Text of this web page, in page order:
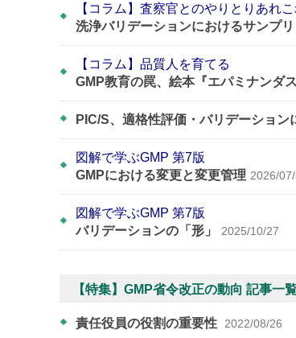
【コラム】査察官とのやりとりあれ
洗浄バリデーションにおけるサンプ
【コラム】品質人を育てる
GMP教育の罠、絵本『エパミナンダ
PIC/S、適格性評価・バリデーショ
図解で学ぶGMP 第7版
GMPにおける変更と変更管理 2026/07/
図解で学ぶGMP 第7版
バリデーションの「形」
2025/10/27
【特集】GMP省令改正の動向 記事一
責任役員の役割の重要性 2022/08/26